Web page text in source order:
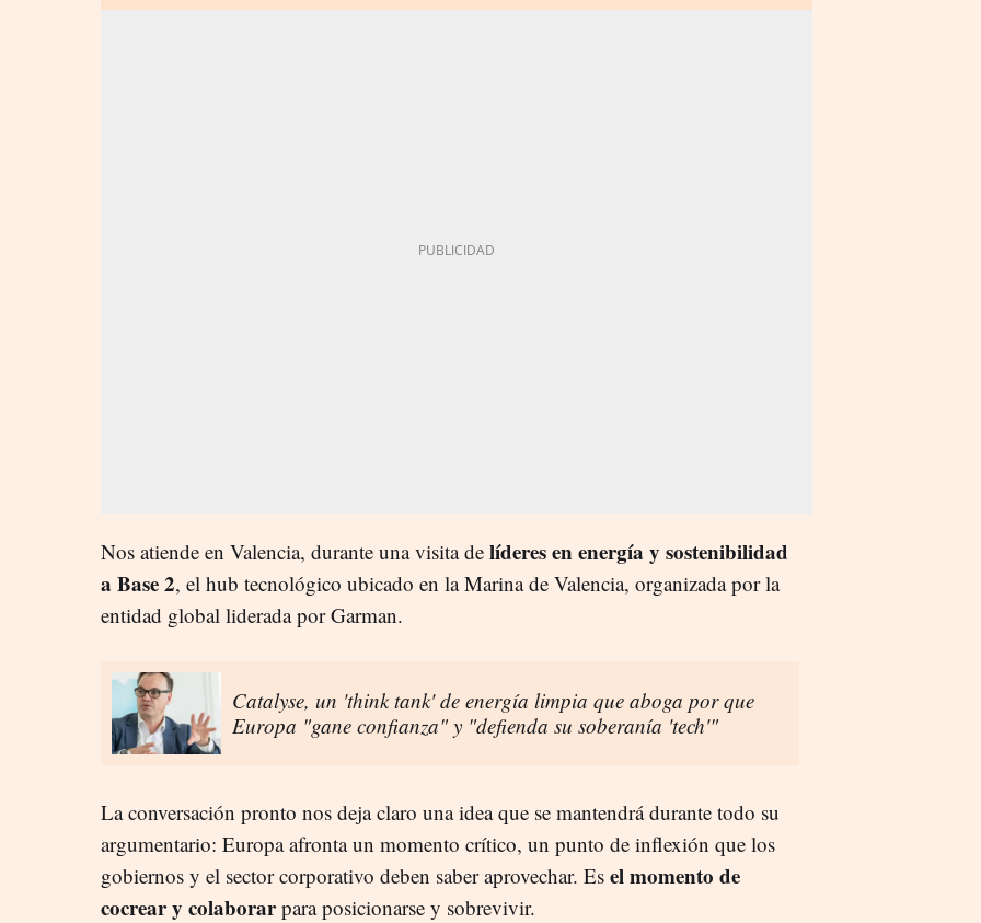
Nos atiende en Valencia, durante una visita de líderes en energía y sostenibilidad
a Base 2, el hub tecnológico ubicado en la Marina de Valencia, organizada por la
entidad global liderada por Garman.
Catalyse, un 'think tank' de energía limpia que aboga por que
Europa "gane confianza" y "defienda su soberanía 'tech'"
La conversación pronto nos deja claro una idea que se mantendrá durante todo su
argumentario: Europa afronta un momento crítico, un punto de inflexión que los
gobiernos y el sector corporativo deben saber aprovechar. Es el momento de
cocrear y colaborarpara posicionarse y sobrevivir.